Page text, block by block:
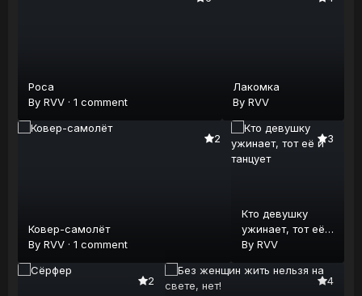
Роса
By RVV · 1 comment
Лакомка
By RVV
2
Ковер-самолёт
By RVV · 1 comment
3
Кто девушку
ужинает, тот её
и танцует
By RVV
2 4